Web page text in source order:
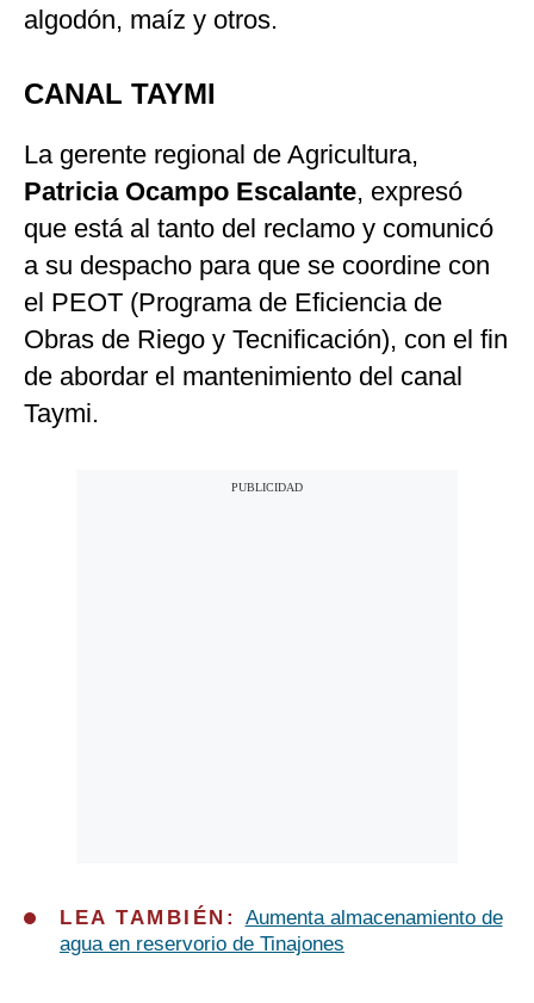
algodón, maíz y otros.
CANAL TAYMI
La gerente regional de Agricultura,
Patricia Ocampo Escalante, expresó
que está al tanto del reclamo y comunicó
a su despacho para que se coordine con
el PEOT (Programa de Eficiencia de
Obras de Riego y Tecnificación), con el fin
de abordar el mantenimiento del canal
Taymi.
LEA TAMBIÉN: Aumenta almacenamiento de
agua en reservorio de Tinajones